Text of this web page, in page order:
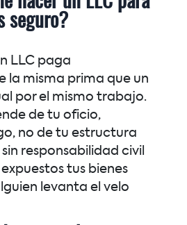
seguro?
LLC paga
la misma prima que un
por el mismo trabajo.
de tu oficio,
no de tu estructura
sin responsabilidad civil
tus bienes
levanta el velo